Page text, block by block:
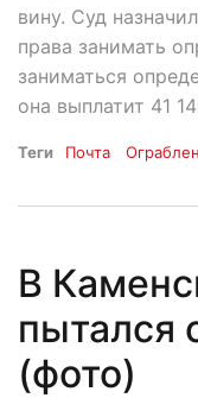
вину. Суд
права занимать
заниматься
она выплатит 41
Теги Почта
В
пытался
(фото)